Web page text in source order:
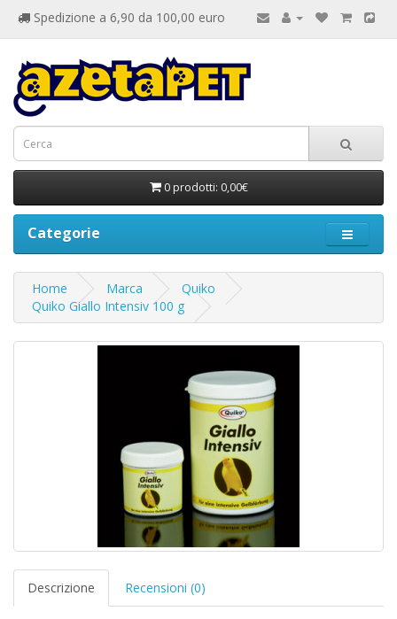
Spedizione a 6,90 da 100,00 euro
0 prodotti: 0,00€
Categorie
Home Marca
Quiko
Quiko Giallo Intensiv 100 g
Descrizione Recensioni (0)